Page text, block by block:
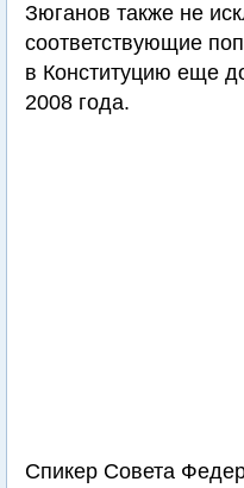
Зюганов также не
соответствующие
в Конституцию еще
2008 года.
Спикер Совета